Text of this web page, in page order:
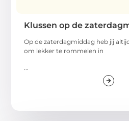
Klussen op de
Op de zaterdagmiddag heb jij
om lekker te rommelen in